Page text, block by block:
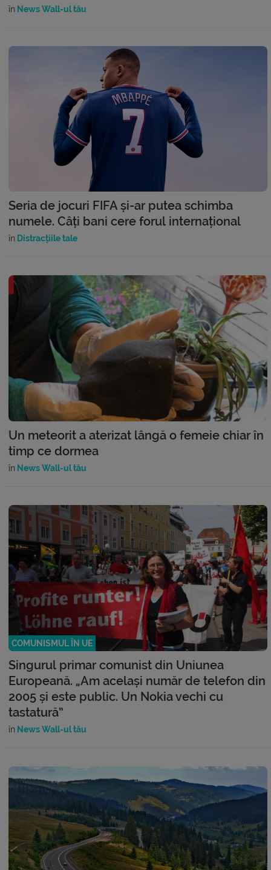
în News Wall-ul tău
Seria de jocuri FIFA și-ar putea schimba
numele. Câți bani cere forul internațional
în Distracțiile tale
Un meteorit a aterizat lângă o femeie chiar în
timp ce dormea
în News Wall-ul tău
COMUNISMUL ÎN UE
Singurul primar comunist din Uniunea
Europeană. „Am același număr de telefon din
2005 și este public. Un Nokia vechi cu
tastatură”
în News Wall-ul tău